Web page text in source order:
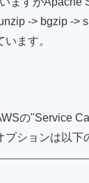
-> bgzip ->
ます。
の"Service
ションは以下